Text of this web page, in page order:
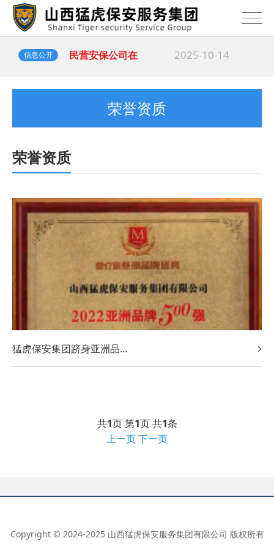
信息公开
2025-10-14
猛虎保安&...
2025-10-14
民营安保公司在
海... 2025-10-14
荣誉资质
荣誉资质
猛虎保安集团跻身亚洲品牌
共1页 第1页 共1条
上一页下一页
Copyright © 2024-2025 山西猛虎保安服务集团有限公司 版权所有